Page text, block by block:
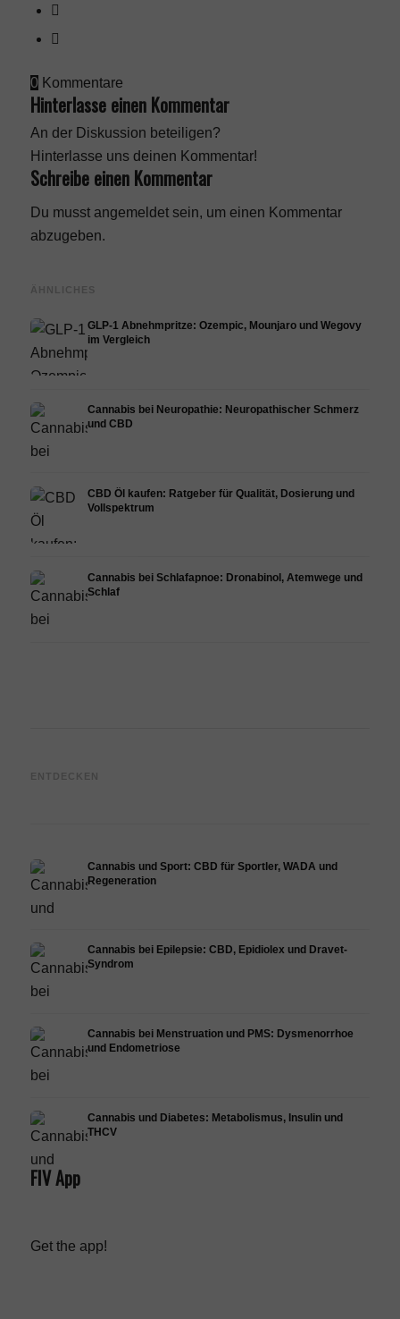
0 Kommentare
Hinterlasse einen Kommentar
An der Diskussion beteiligen?
Hinterlasse uns deinen Kommentar!
Schreibe einen Kommentar
Du musst angemeldetsein, um einen Kommentar
abzugeben.
ÄHNLICHES
GLP-1 Abnehmpritze: Ozempic, Mounjaro und Wegovy
im Vergleich
Cannabis bei Neuropathie: Neuropathischer Schmerz
und CBD
CBD Öl kaufen: Ratgeber für Qualität, Dosierung und
Vollspektrum
Cannabis bei Schlafapnoe: Dronabinol, Atemwege und
Schlaf
ENTDECKEN
Cannabis und Leber:
Cannabis und Sport: CBD für Sportler, WADA und
Regeneration
Cannabis bei Epilepsie: CBD, Epidiolex und Dravet-
Syndrom
Cannabis bei Menstruation und PMS: Dysmenorrhoe
und Endometriose
Cannabis und Diabetes: Metabolismus, Insulin und
THCV
FIV App
Get the app!